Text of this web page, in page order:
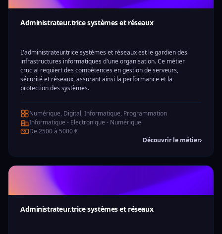
Administrateur.trice systèmes et réseaux
L'administrateur.trice systèmes et réseaux est le gardien des
infrastructures informatiques d'une organisation. Ce métier
crucial requiert des compétences en gestion de serveurs,
sécurité et réseaux, assurant ainsi la performance et la
protection des systèmes.
Numérique, Digital, Informatique, Programmation
Informatique - Electronique - Numérique
De 2500 à 5000 €
Découvrir le métier›
Administrateur.trice systèmes et réseaux